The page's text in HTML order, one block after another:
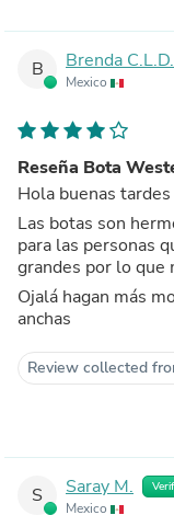
B Brenda
Mexico
Reseña Bota
Hola buenas tardes
Las botas son
para las personas
grandes por lo que
Ojalá hagan más
anchas
Review collected
S Saray M.
Mexico